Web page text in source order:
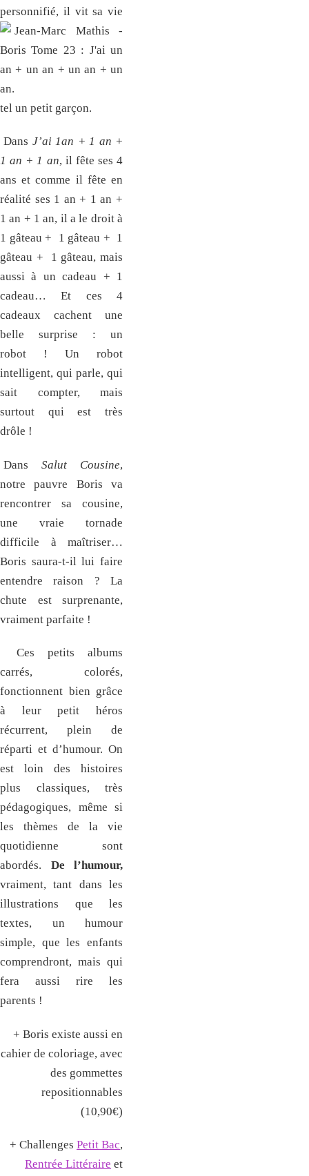
personnifié, il vit sa vie
tel un petit garçon.
Dans J’ai 1an + 1 an +
1 an + 1 an, il fête ses 4
ans et comme il fête en
réalité ses 1 an + 1 an +
1 an + 1 an, il a le droit à
1 gâteau + 1 gâteau + 1
gâteau + 1 gâteau, mais
aussi à un cadeau + 1
cadeau… Et ces 4
cadeaux cachent une
belle surprise : un
robot ! Un robot
intelligent, qui parle, qui
sait compter, mais
surtout qui est très
drôle !
Dans Salut Cousine,
notre pauvre Boris va
rencontrer sa cousine,
une vraie tornade
difficile à maîtriser…
Boris saura-t-il lui faire
entendre raison ? La
chute est surprenante,
vraiment parfaite !
Ces petits albums
carrés, colorés,
fonctionnent bien grâce
à leur petit héros
récurrent, plein de
réparti et d’humour. On
est loin des histoires
plus classiques, très
pédagogiques, même si
les thèmes de la vie
quotidienne sont
abordés. De l’humour,
vraiment, tant dans les
illustrations que les
textes, un humour
simple, que les enfants
comprendront, mais qui
fera aussi rire les
parents !
+ Boris existe aussi en
cahier de coloriage, avec
des gommettes
repositionnables
(10,90€)
+ Challenges Petit Bac,
Rentrée Littéraire et